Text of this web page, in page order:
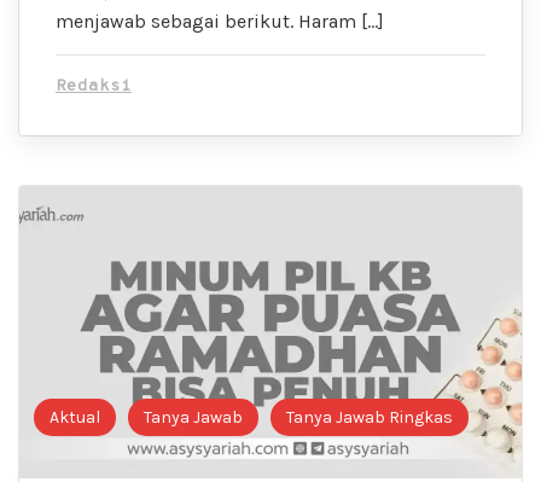
menjawab sebagai berikut. Haram […]
Redaksi
Aktual Tanya Jawab Tanya Jawab Ringkas